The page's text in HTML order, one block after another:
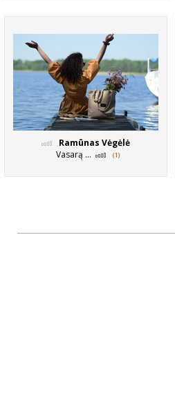
Ramūnas Vėgėlė
Vasarą ...
(1)